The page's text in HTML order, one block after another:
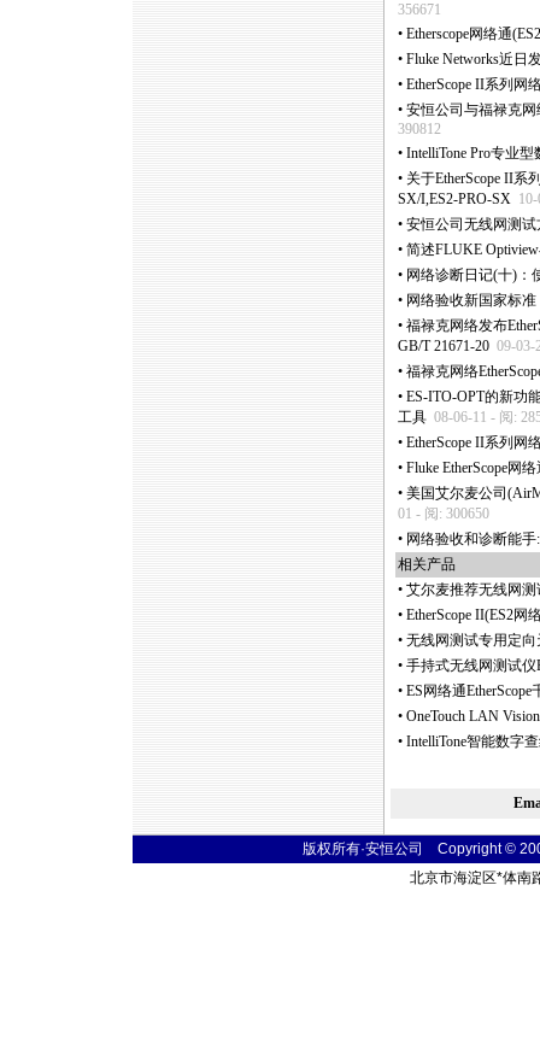
356671
• Etherscope网络通
• Fluke Networks近日
• EtherScope II系列网
• 安恒公司与福禄克
390812
• IntelliTone Pro专业
• 关于EtherScope II系
SX/I,ES2-PRO-SX
• 安恒公司无线网测
• 简述FLUKE
• 网络诊断日记(十)：
• 网络验收新国家标准
• 福禄克网络发布
GB/T 21671-20 09-03-
• 福禄克网络
• ES-ITO-OPT的新功
工具 08-06-11 - 阅:
• EtherScope II系列网
• Fluke EtherScope网
• 美国艾尔麦公司
01 - 阅: 300650
• 网络验收和诊断能
相关产品
• 艾尔麦推荐无线网
• EtherScope II(ES2
• 无线网测试专用定
• 手持式无线网测试
• ES网络通
• OneTouch LAN
• IntelliTone智能数字
版权所有·安恒公司 Copyright ©
北京市海淀区*体南